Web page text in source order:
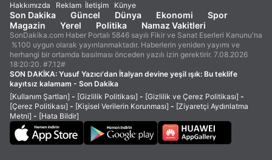
Hakkımızda Reklam İletişim Künye
Son Dakika Güncel Dünya Ekonomi
Spor
Magazin
Yerel Politika Namaz Vakitleri
SonDakika.com Haber Portalı 5846 sayılı Fikir ve Sanat Eserleri Kanunu'na
%100 uygun olarak yayınlanmaktadır. Haberlerin yeniden yayımı ve
herhangi bir ortamda basılması önceden yazılı izin gerektirir. 7.08.2026
18:20:20. #7.12#
SON DAKİKA: Yusuf Yazıcı'dan İtalyan devine yeşil ışık: Bu teklife
kayıtsız kalamam - Son Dakika
[Kullanım Şartları] - [Gizlilik Politikası] - [Gizlilik ve Çerez Politikası] -
[Çerez Politikası] - [Kişisel Verilerin Korunması] - [Ziyaretçi Aydınlatma
Metni] - [Hata Bildir]